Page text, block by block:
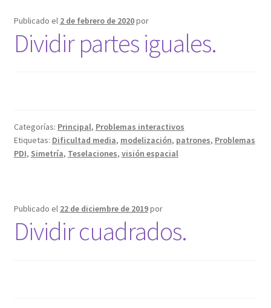
Publicado el 2 de febrero de 2020por
Dividir partes iguales.
Categorías: Principal, Problemas interactivos
Etiquetas: Dificultad media, modelización, patrones, Problemas
PDI, Simetría, Teselaciones, visión espacial
Publicado el 22 de diciembre de 2019por
Dividir cuadrados.